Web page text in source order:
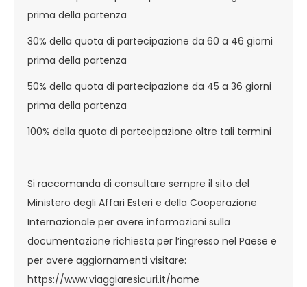
prima della partenza
30% della quota di partecipazione da 60 a 46 giorni
prima della partenza
50% della quota di partecipazione da 45 a 36 giorni
prima della partenza
100% della quota di partecipazione oltre tali termini
Si raccomanda di consultare sempre il sito del
Ministero degli Affari Esteri e della Cooperazione
Internazionale per avere informazioni sulla
documentazione richiesta per l’ingresso nel Paese e
per avere aggiornamenti visitare:
https://www.viaggiaresicuri.it/home